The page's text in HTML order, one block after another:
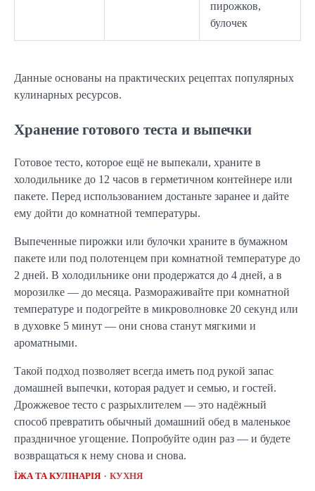
пирожков,
булочек
Данные основаны на практических рецептах популярных
кулинарных ресурсов.
Хранение готового теста и выпечки
Готовое тесто, которое ещё не выпекали, храните в
холодильнике до 12 часов в герметичном контейнере или
пакете. Перед использованием достаньте заранее и дайте
ему дойти до комнатной температуры.
Выпеченные пирожки или булочки храните в бумажном
пакете или под полотенцем при комнатной температуре до
2 дней. В холодильнике они продержатся до 4 дней, а в
морозилке — до месяца. Размораживайте при комнатной
температуре и подогрейте в микроволновке 20 секунд или
в духовке 5 минут — они снова станут мягкими и
ароматными.
Такой подход позволяет всегда иметь под рукой запас
домашней выпечки, которая радует и семью, и гостей.
Дрожжевое тесто с разрыхлителем — это надёжный
способ превратить обычный домашний обед в маленькое
праздничное угощение. Попробуйте один раз — и будете
возвращаться к нему снова и снова.
ЇЖА ТА КУЛІНАРІЯ КУХНЯ